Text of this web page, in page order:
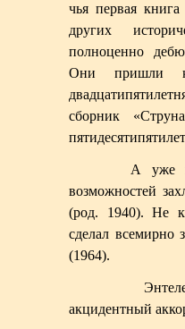
чья первая
других
полноценно
Они пришли
сборник
А уже на
возможностей
(род. 1940). Не
сделал всемирно
(1964).
Энтелехии
акцидентный